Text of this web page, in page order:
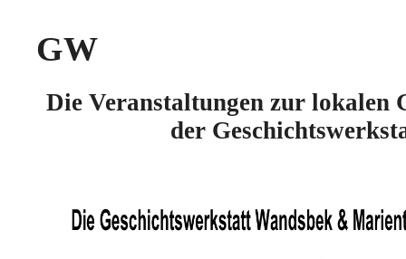
GW
Die Veranstaltungen zur lokalen
der